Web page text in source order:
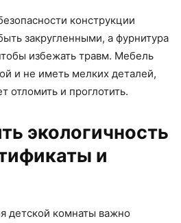
конструкции
закругленными, а фурнитура
избежать травм. Мебель
и не иметь мелких деталей,
отломить и проглотить.
экологичность
и
детской комнаты важно